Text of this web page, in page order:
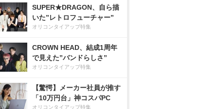
SUPER★DRAGON、自ら描
いた”レトロフューチャー”
オリコンタイアップ特集
CROWN HEAD、結成1周年
で見えた”バンドらしさ”
オリコンタイアップ特集
【驚愕】メーカー社員が推す
「10万円台」神コスパPC
オリコンタイアップ特集